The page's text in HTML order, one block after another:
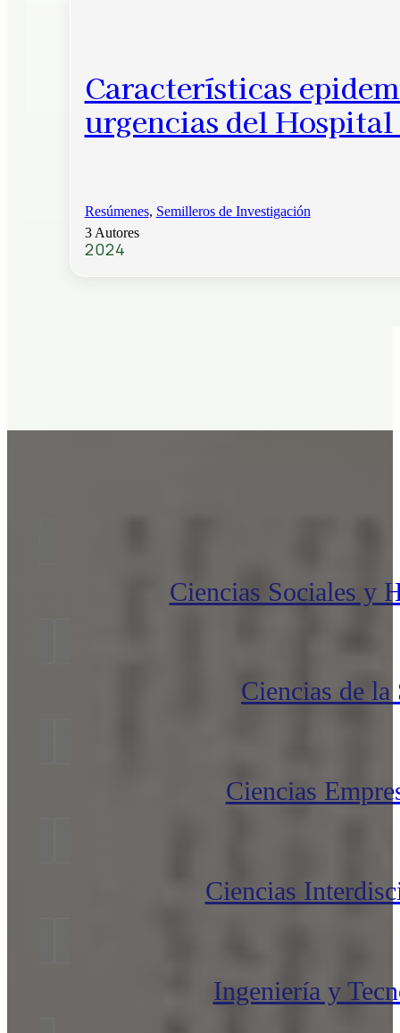
Características
urgencias del
Resúmenes, Semilleros de Investigación
3 Autores
2024
Ciencias Sociales y
Ciencias de la
Ciencias
Ciencias
Ingeniería y